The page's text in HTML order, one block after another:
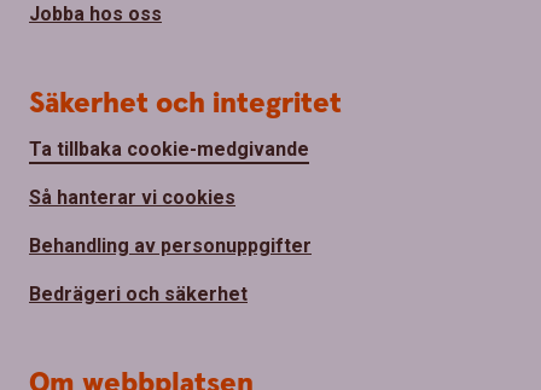
Jobba hos oss
Säkerhet och integritet
Ta tillbaka cookie-medgivande
Så hanterar vi cookies
Behandling av personuppgifter
Bedrägeri och säkerhet